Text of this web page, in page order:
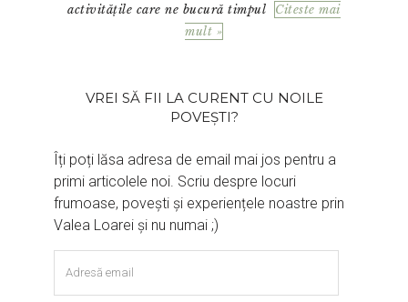
activitățile care ne bucură timpul
Citeste mai
mult »
VREI SĂ FII LA CURENT CU NOILE
POVEȘTI?
Îți poți lăsa adresa de email mai jos pentru a
primi articolele noi. Scriu despre locuri
frumoase, povești și experiențele noastre prin
Valea Loarei și nu numai ;)
email